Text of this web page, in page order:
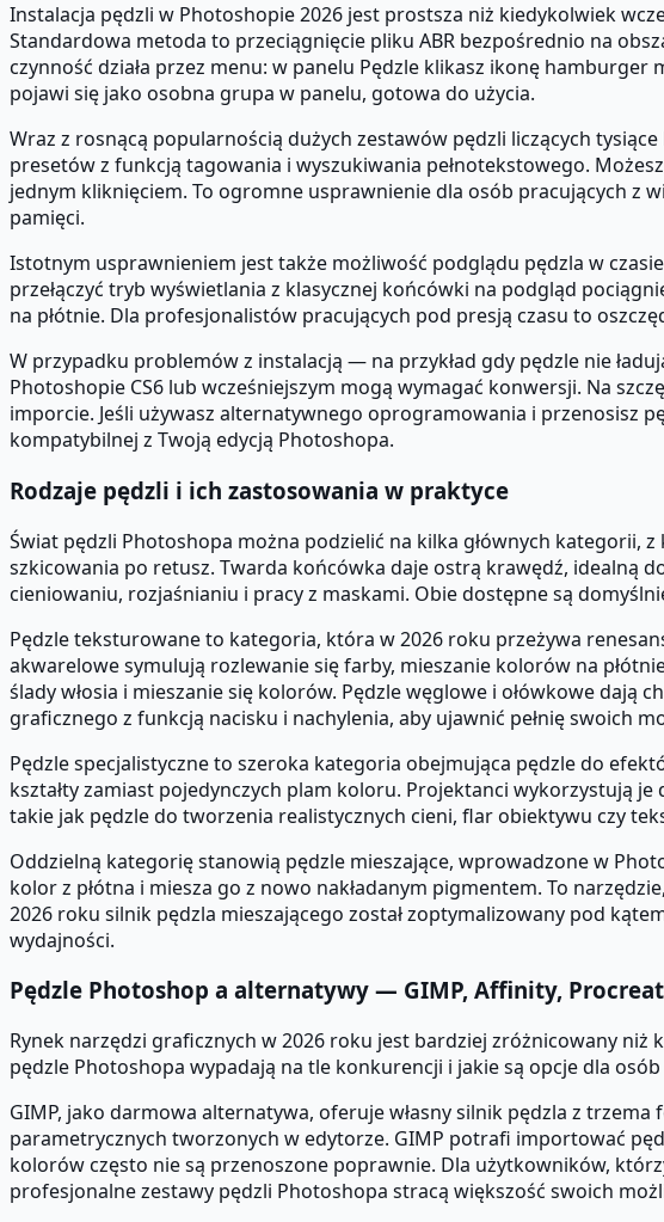
Instalacja pędzli w Photoshopie 2026 jest prostsza niż kiedykolwiek
Standardowa metoda to przeciągnięcie pliku ABR bezpośrednio na
czynność działa przez menu: w panelu Pędzle klikasz ikonę
pojawi się jako osobna grupa w panelu, gotowa do użycia.
Wraz z rosnącą popularnością dużych zestawów pędzli liczących
presetów z funkcją tagowania i wyszukiwania pełnotekstowego.
jednym kliknięciem. To ogromne usprawnienie dla osób pracujących z
pamięci.
Istotnym usprawnieniem jest także możliwość podglądu pędzla w
przełączyć tryb wyświetlania z klasycznej końcówki na podgląd
na płótnie. Dla profesjonalistów pracujących pod presją czasu to
W przypadku problemów z instalacją — na przykład gdy pędzle nie
Photoshopie CS6 lub wcześniejszym mogą wymagać konwersji. Na
imporcie. Jeśli używasz alternatywnego oprogramowania i przenosisz
kompatybilnej z Twoją edycją Photoshopa.
Rodzaje pędzli i ich zastosowania w praktyce
Świat pędzli Photoshopa można podzielić na kilka głównych kategorii,
szkicowania po retusz. Twarda końcówka daje ostrą krawędź, idealną
cieniowaniu, rozjaśnianiu i pracy z maskami. Obie dostępne są
Pędzle teksturowane to kategoria, która w 2026 roku przeżywa
akwarelowe symulują rozlewanie się farby, mieszanie kolorów na
ślady włosia i mieszanie się kolorów. Pędzle węglowe i ołówkowe
graficznego z funkcją nacisku i nachylenia, aby ujawnić pełnię swoich
Pędzle specjalistyczne to szeroka kategoria obejmująca pędzle do
kształty zamiast pojedynczych plam koloru. Projektanci wykorzystują
takie jak pędzle do tworzenia realistycznych cieni, flar obiektywu czy
Oddzielną kategorię stanowią pędzle mieszające, wprowadzone w
kolor z płótna i miesza go z nowo nakładanym pigmentem. To
2026 roku silnik pędzla mieszającego został zoptymalizowany pod
wydajności.
Pędzle Photoshop a alternatywy — GIMP, Affinity,
Rynek narzędzi graficznych w 2026 roku jest bardziej zróżnicowany
pędzle Photoshopa wypadają na tle konkurencji i jakie są opcje dla
GIMP, jako darmowa alternatywa, oferuje własny silnik pędzla z
parametrycznych tworzonych w edytorze. GIMP potrafi importować
kolorów często nie są przenoszone poprawnie. Dla użytkowników,
profesjonalne zestawy pędzli Photoshopa stracą większość swoich